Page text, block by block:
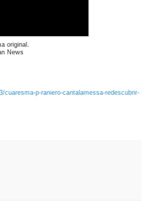
original.
News
p-raniero-cantalamessa-redescubrir-